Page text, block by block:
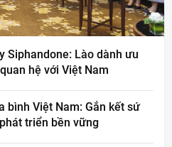
Siphandone: Lào dành ưu
hệ với Việt Nam
bình Việt Nam: Gắn kết sứ
triển bền vững